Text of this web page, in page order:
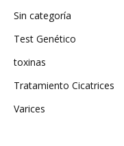
Sin categoría
Test Genético
toxinas
Tratamiento Cicatrices
Varices